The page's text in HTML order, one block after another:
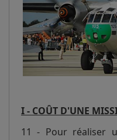
I - COÛT D'UNE
11 - Pour réaliser